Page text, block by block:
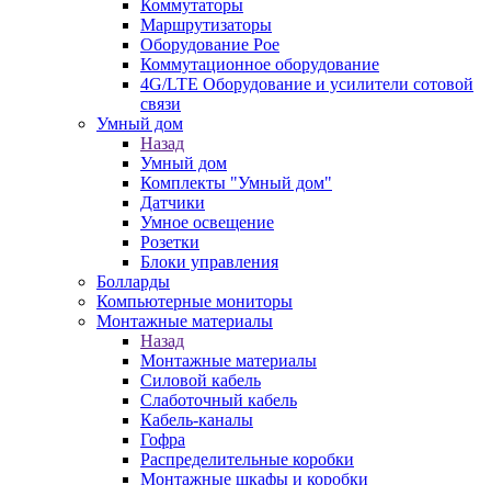
Коммутаторы
Маршрутизаторы
Оборудование Poe
Коммутационное оборудование
4G/LTE Оборудование и усилители сотовой
связи
Умный дом
Назад
Умный дом
Комплекты "Умный дом"
Датчики
Умное освещение
Розетки
Блоки управления
Болларды
Компьютерные мониторы
Монтажные материалы
Назад
Монтажные материалы
Силовой кабель
Слаботочный кабель
Кабель-каналы
Гофра
Распределительные коробки
Монтажные шкафы и коробки